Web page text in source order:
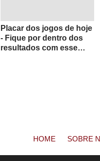
Placar dos jogos de hoje
- Fique por dentro dos
resultados com esse
HOME SOBRE